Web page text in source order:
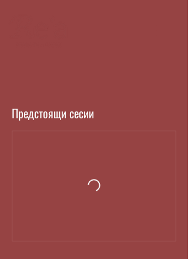
Предстоящи сесии